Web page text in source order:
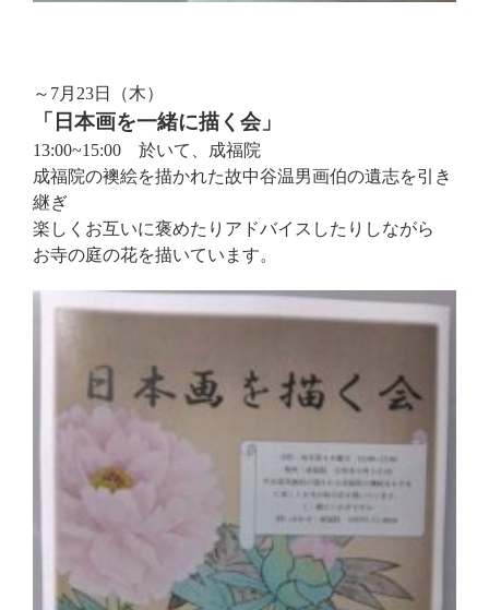
～7月23日（木）
「日本画を一緒に描く会」
13:00~15:00 於いて、成福院
成福院の襖絵を描かれた故中谷温男画伯の遺志を引き
継ぎ
楽しくお互いに褒めたりアドバイスしたりしながら
お寺の庭の花を描いています。